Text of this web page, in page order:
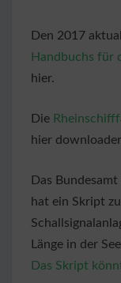
Den 2017
Handbuchs für
hier.
Die
hier
Das
hat ein Skript
Länge in der
Das Skript